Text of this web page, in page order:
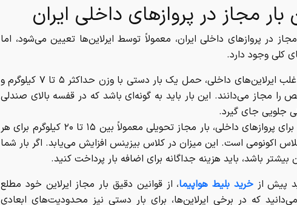
بار مجاز در پروازهای داخلی ایران
در پروازهای داخلی ایران، معمولاً توسط ایرلاین‌ها تعیین می‌شود، اما
کلی وجود دارد.
اغلب ایرلاین‌های داخلی، حمل یک بار دستی با وزن حداکثر ۵ تا ۷ کیلوگرم و
را مجاز می‌دانند. این بار باید به گونه‌ای باشد که در قفسه بالای صندلی
جلویی جای گیرد.
برای پروازهای داخلی، بار مجاز تحویلی معمولاً بین ۱۵ تا ۲۰ کیلوگرم برای هر
اکونومی است. این میزان در کلاس بیزینس افزایش می‌یابد. اگر بار شما
بیشتر باشد، باید هزینه جداگانه برای اضافه بار پرداخت کنید.
پیش ازخرید بلیط هواپیما، از قوانین دقیق بار مجاز ایرلاین خود مطلع
که در برخی ایرلاین‌ها، برای بار دستی نیز محدودیت‌های ابعادی